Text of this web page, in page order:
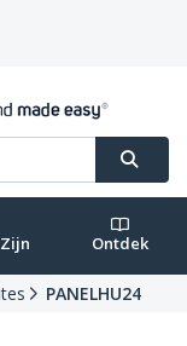
Ontdek
PANELHU24